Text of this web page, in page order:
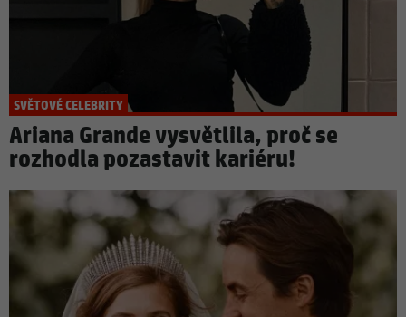
SVĚTOVÉ CELEBRITY
Ariana Grande vysvětlila, proč se
rozhodla pozastavit kariéru!